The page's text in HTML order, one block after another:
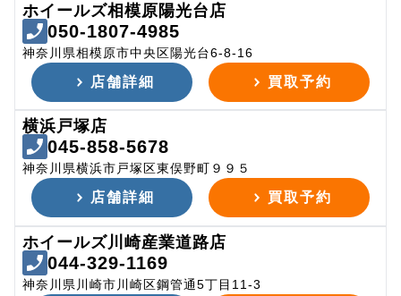
ホイールズ相模原陽光台店
050-1807-4985
神奈川県相模原市中央区陽光台6-8-16
店舗詳細 買取予約
横浜戸塚店
045-858-5678
神奈川県横浜市戸塚区東俣野町９９５
店舗詳細 買取予約
ホイールズ川崎産業道路店
044-329-1169
神奈川県川崎市川崎区鋼管通5丁目11-3